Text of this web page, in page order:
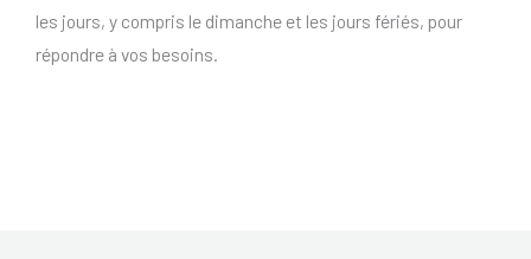
les jours, y compris le dimanche et les jours fériés, pour
répondre à vos besoins.